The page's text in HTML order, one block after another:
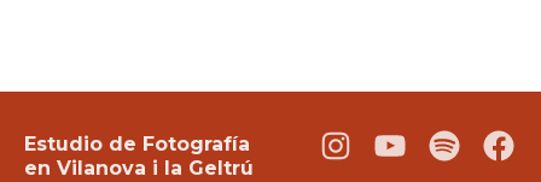
Estudio de Fotografía
en Vilanova i la Geltrú
Instagram
YoutubePodcast